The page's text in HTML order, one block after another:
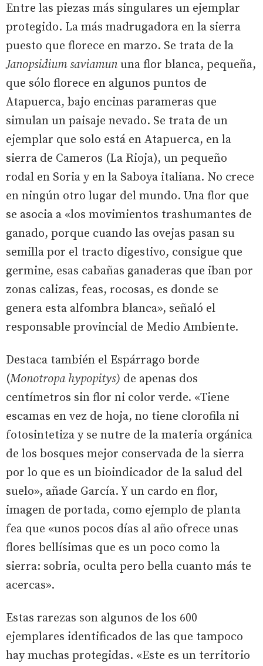
Entre las piezas más singulares un ejemplar
protegido. La más madrugadora en la sierra
puesto que florece en marzo. Se trata de la
Janopsidium saviamun una flor blanca, pequeña,
que sólo florece en algunos puntos de
Atapuerca, bajo encinas parameras que
simulan un paisaje nevado. Se trata de un
ejemplar que solo está en Atapuerca, en la
sierra de Cameros (La Rioja), un pequeño
rodal en Soria y en la Saboya italiana. No crece
en ningún otro lugar del mundo. Una flor que
se asocia a «los movimientos trashumantes de
ganado, porque cuando las ovejas pasan su
semilla por el tracto digestivo, consigue que
germine, esas cabañas ganaderas que iban por
zonas calizas, feas, rocosas, es donde se
genera esta alfombra blanca», señaló el
responsable provincial de Medio Ambiente.
Destaca también el Espárrago borde
(Monotropa hypopitys) de apenas dos
centímetros sin flor ni color verde. «Tiene
escamas en vez de hoja, no tiene clorofila ni
fotosintetiza y se nutre de la materia orgánica
de los bosques mejor conservada de la sierra
por lo que es un bioindicador de la salud del
suelo», añade García. Y un cardo en flor,
imagen de portada, como ejemplo de planta
fea que «unos pocos días al año ofrece unas
flores bellísimas que es un poco como la
sierra: sobria, oculta pero bella cuanto más te
acercas».
Estas rarezas son algunos de los 600
ejemplares identificados de las que tampoco
hay muchas protegidas. «Este es un territorio